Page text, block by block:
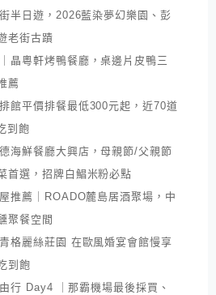
半日遊，2026藍染夢幻樂園、彭
老街古蹟
晶粵軒烤鴨餐廳，桌邊片皮鴨三
薦
館平價排餐最低300元起，近70道
到飽
海鮮餐廳大興店，母親節/父親節
首選，招牌白鯧米粉必點
推薦｜ROADO麓島居酒聚場，中
聚餐空間
格麗絲莊園 在歐風婚宴會館慢享
到飽
行 Day4 ｜那霸機場最後採買、